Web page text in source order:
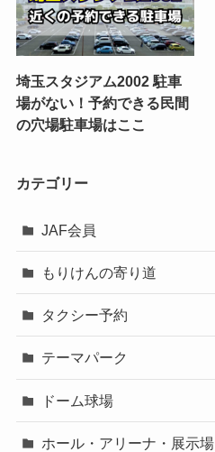
埼玉スタジアム2002 駐車
場がない！予約できる民間
の穴場駐車場はここ
カテゴリー
JAF会員
もりけんの寄り道
タクシー予約
テーマパーク
ドーム球場
ホール・アリーナ・展示場